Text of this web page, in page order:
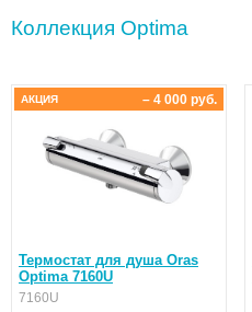
Коллекция Optima
Термостат для душа Oras
Optima 7160U
7160U
– 4 000 руб.
АКЦИЯ